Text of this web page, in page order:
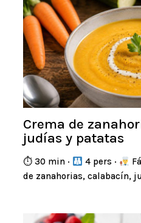
Crema de
judías y patatas
⏱ 30 min · 4 pers ·
de zanahorias, calabacín,